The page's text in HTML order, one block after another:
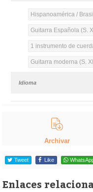
Hispanoamérica /
Guitarra Española (S.
1 instrumento de
Guitarra moderna (S.
Idioma
Archivar
Tweet Like
Enlaces